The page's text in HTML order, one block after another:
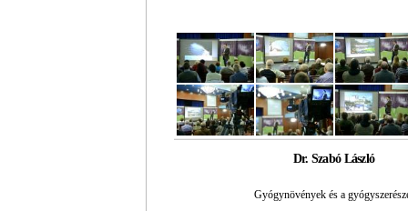
Dr. Szabó László
Gyógynövények és a